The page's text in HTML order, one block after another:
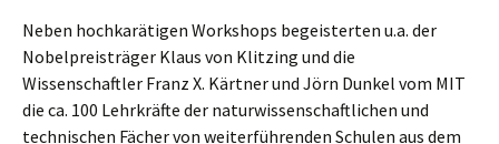
Neben hochkarätigen Workshops begeisterten u.a. der
Nobelpreisträger Klaus von Klitzing und die
Wissenschaftler Franz X. Kärtner und Jörn Dunkel vom MIT
die ca. 100 Lehrkräfte der naturwissenschaftlichen und
technischen Fächer von weiterführenden Schulen aus dem